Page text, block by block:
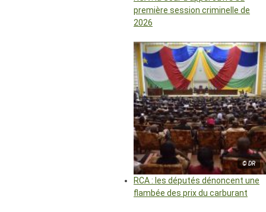
première session criminelle de
2026
© DR
RCA : les députés dénoncent une
flambée des prix du carburant